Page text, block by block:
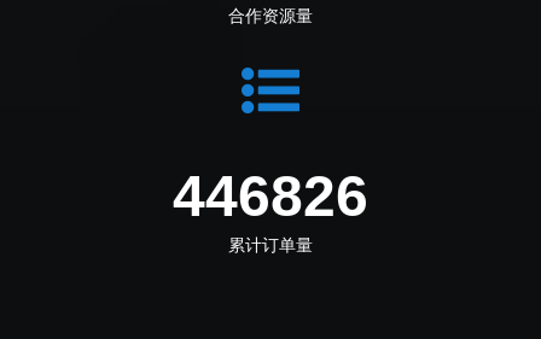
合作资源量
498383
累计订单量